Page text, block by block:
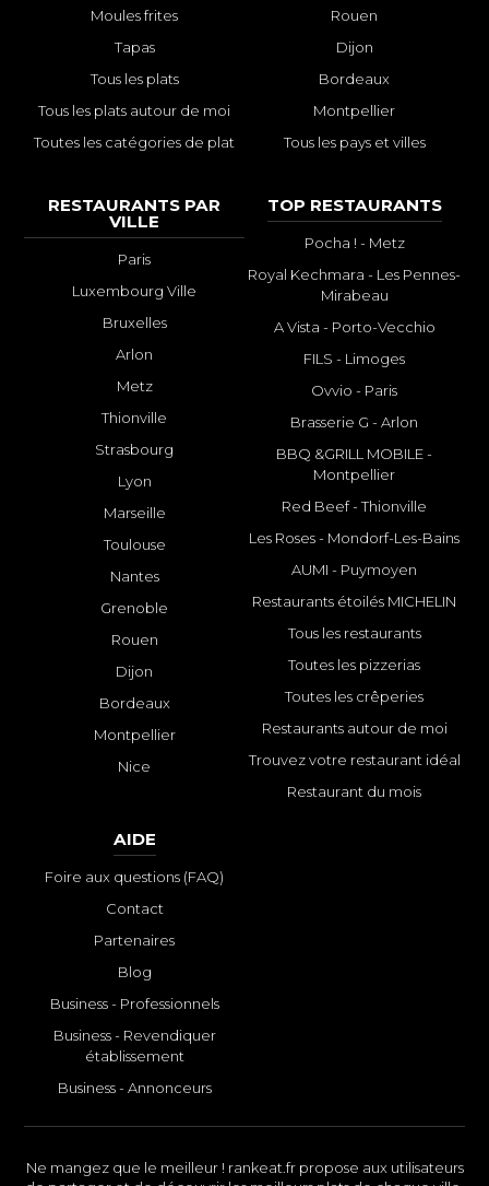
Moules frites
Tapas
Tous les plats
Tous les plats autour de moi
Toutes les catégories de plat
Rouen
Dijon
Bordeaux
Montpellier
Tous les pays et villes
RESTAURANTS PAR
VILLE
Paris
Luxembourg Ville
Bruxelles
Arlon
Metz
Thionville
Strasbourg
Lyon
Marseille
Toulouse
Nantes
Grenoble
Rouen
Dijon
Bordeaux
Montpellier
Nice
TOP RESTAURANTS
Pocha ! - Metz
Royal Kechmara - Les Pennes-
Mirabeau
A Vista - Porto-Vecchio
FILS - Limoges
Ovvio - Paris
Brasserie G - Arlon
BBQ &GRILL MOBILE -
Montpellier
Red Beef - Thionville
Les Roses - Mondorf-Les-Bains
AUMI - Puymoyen
Restaurants étoilés MICHELIN
Tous les restaurants
Toutes les pizzerias
Toutes les crêperies
Restaurants autour de moi
Trouvez votre restaurant idéal
Restaurant du mois
AIDE
Foire aux questions (FAQ)
Contact
Partenaires
Blog
Business - Professionnels
Business - Revendiquer
établissement
Business - Annonceurs
Ne mangez que le meilleur ! rankeat.fr propose aux utilisateurs